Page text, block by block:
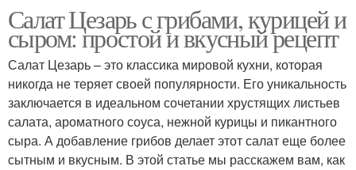
Салат Цезарь с грибами, курицей и
сыром: простой и вкусный рецепт
Салат Цезарь – это классика мировой кухни, которая
никогда не теряет своей популярности. Его уникальность
заключается в идеальном сочетании хрустящих листьев
салата, ароматного соуса, нежной курицы и пикантного
сыра. А добавление грибов делает этот салат еще более
сытным и вкусным. В этой статье мы расскажем вам, как